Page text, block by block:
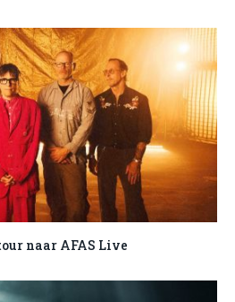
naar AFAS Live